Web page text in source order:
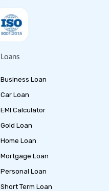
Loans
Business Loan
Car Loan
EMI Calculator
Gold Loan
Home Loan
Mortgage Loan
Personal Loan
Short Term Loan